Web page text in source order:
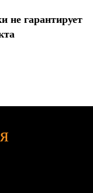
не гарантирует